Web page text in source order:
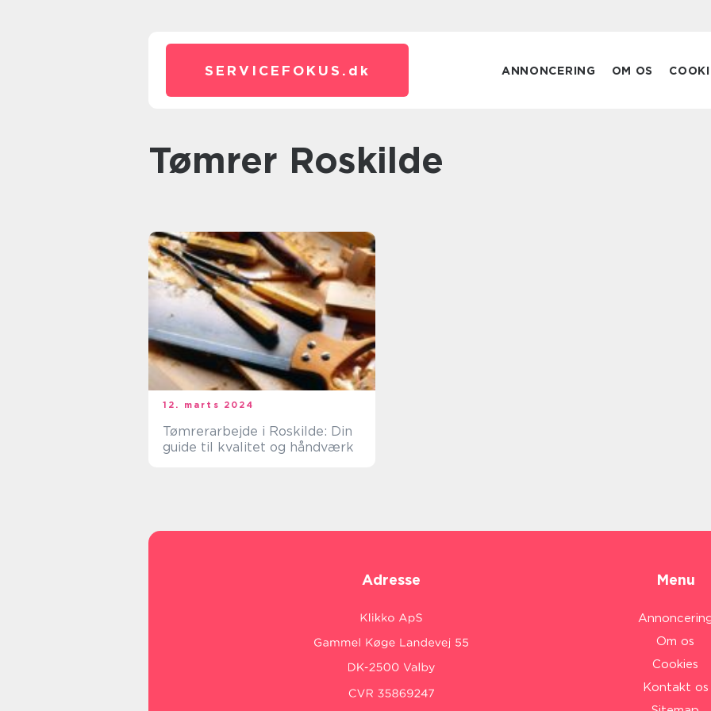
SERVICEFOKUS. dk ANNONCERING OM OS
Tømrer Roskilde
12. marts 2024
Tømrerarbejde i Roskilde: Din
guide til kvalitet og håndværk
Adresse Menu
Om os
Cookies
Kontakt os